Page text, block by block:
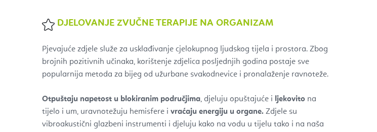
DJELOVANJE ZVUČNE TERAPIJE NA ORGANIZAM
Pjevajuće zdjele služe za usklađivanje cjelokupnog ljudskog tijela i prostora. Zbog
brojnih pozitivnih učinaka, korištenje zdjelica posljednjih godina postaje sve
popularnija metoda za bijeg od užurbane svakodnevice i pronalaženje ravnoteže.
Otpuštaju napetost u blokiranim područjima, djeluju opuštajuće i ljekovito na
tijelo i um, uravnotežuju hemisfere i vraćaju energiju u organe. Zdjele su
vibroakustični glazbeni instrumenti i djeluju kako na vodu u tijelu tako i na naša